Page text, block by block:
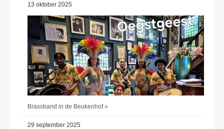
13 oktober 2025
Brassband in de Beukenhof »
29 september 2025